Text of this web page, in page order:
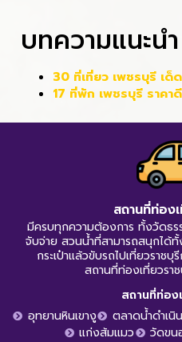
บทความแนะนำ
30 ที่เที่ยว เพชรบุรี เด็
17 ที่พัก เพชรบุรี ราคา
สถานที่ท่อง
มีครบทุกความต้องการ ทั้งวัดธร
จับจ่าย สวนน้ำที่สามารถสนุกได้
กระเป๋าแล้วขับรถไปเที่ยวราช
สถานที่ท่องเที่ยวรา
สถานที่ท่อง
อุทยานหินเขางู
ตลาดน้ำดำเนิ
แก่งส้มแมว
วัดขน